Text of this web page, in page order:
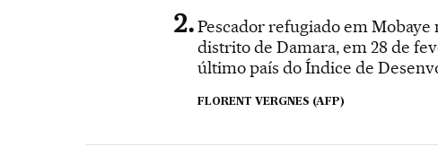
Pescador refugiado em
distrito de Damara, em 28 de
último país do Índice de
FLORENT VERGNES (AFP)